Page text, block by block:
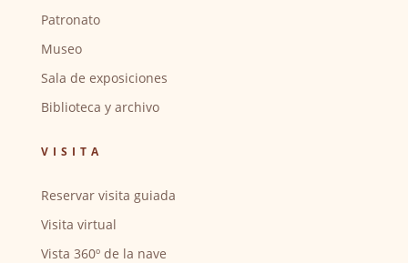
Patronato
Museo
Sala de exposiciones
Biblioteca y archivo
VISITA
Reservar visita guiada
Visita virtual
Vista 360º de la nave